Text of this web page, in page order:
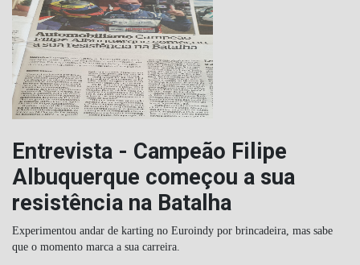
Entrevista - Campeão Filipe
Albuquerque começou a sua
resistência na Batalha
Experimentou andar de karting no Euroindy por brincadeira, mas sabe
que o momento marca a sua carreira.